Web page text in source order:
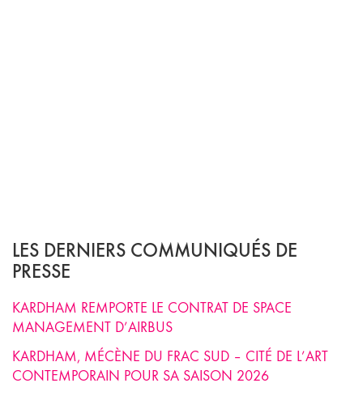
LES DERNIERS COMMUNIQUÉS DE
PRESSE
KARDHAM REMPORTE LE CONTRAT DE SPACE
MANAGEMENT D’AIRBUS
KARDHAM, MÉCÈNE DU FRAC SUD – CITÉ DE L’ART
CONTEMPORAIN POUR SA SAISON 2026